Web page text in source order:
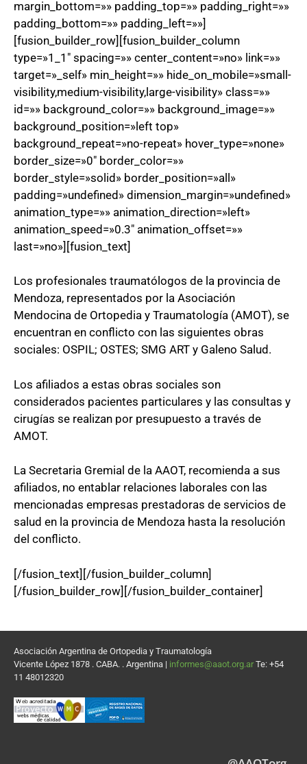
margin_bottom=»» padding_top=»» padding_right=»»
padding_bottom=»» padding_left=»»]
[fusion_builder_row][fusion_builder_column
type=»1_1″ spacing=»» center_content=»no» link=»»
target=»_self» min_height=»» hide_on_mobile=»small-
visibility,medium-visibility,large-visibility» class=»»
id=»» background_color=»» background_image=»»
background_position=»left top»
background_repeat=»no-repeat» hover_type=»none»
border_size=»0″ border_color=»»
border_style=»solid» border_position=»all»
padding=»undefined» dimension_margin=»undefined»
animation_type=»» animation_direction=»left»
animation_speed=»0.3″ animation_offset=»»
last=»no»][fusion_text]
Los profesionales traumatólogos de la provincia de
Mendoza, representados por la Asociación
Mendocina de Ortopedia y Traumatología (AMOT), se
encuentran en conflicto con las siguientes obras
sociales: OSPIL; OSTES; SMG ART y Galeno Salud.
Los afiliados a estas obras sociales son
considerados pacientes particulares y las consultas y
cirugías se realizan por presupuesto a través de
AMOT.
La Secretaria Gremial de la AAOT, recomienda a sus
afiliados, no entablar relaciones laborales con las
mencionadas empresas prestadoras de servicios de
salud en la provincia de Mendoza hasta la resolución
del conflicto.
[/fusion_text][/fusion_builder_column]
[/fusion_builder_row][/fusion_builder_container]
Asociación Argentina de Ortopedia y Traumatología
Vicente López 1878 . CABA. . Argentina | informes@aaot.org.ar Te: +54
11 48012320